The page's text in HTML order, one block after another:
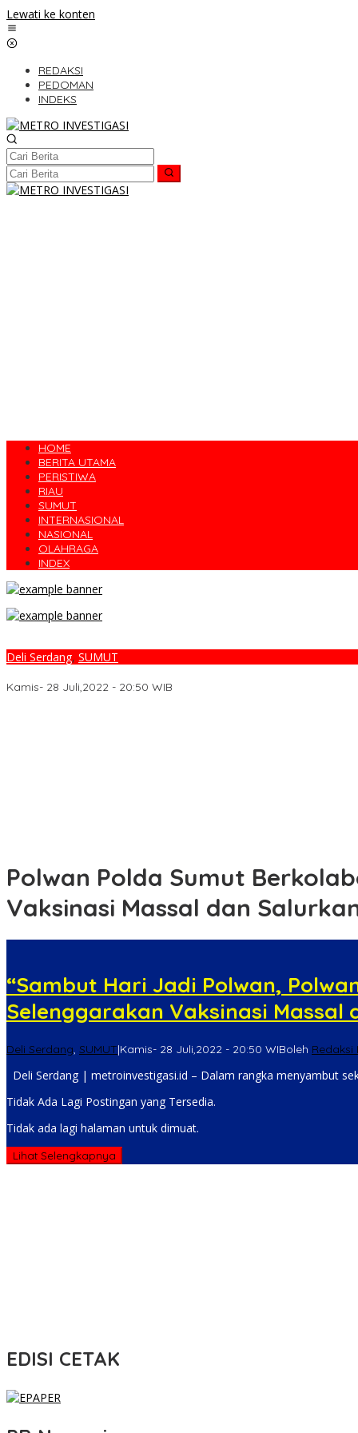
Lewati ke konten
REDAKSI
PEDOMAN
INDEKS
HOME
BERITA UTAMA
PERISTIWA
RIAU
SUMUT
INTERNASIONAL
NASIONAL
OLAHRAGA
INDEX
Deli Serdang, SUMUT
Kamis- 28 Juli,2022 - 20:50 WIB
Polwan Polda Sumut
Vaksinasi Massal dan
“Sambut Hari Jadi Polwan,
Selenggarakan Vaksinasi Massal
Deli Serdang, SUMUT|Kamis- 28 Juli,2022 - 20:50 WIBoleh Redaksi
Deli Serdang | metroinvestigasi.id – Dalam rangka menyambut
Tidak Ada Lagi Postingan yang Tersedia.
Tidak ada lagi halaman untuk dimuat.
Lihat Selengkapnya
EDISI CETAK